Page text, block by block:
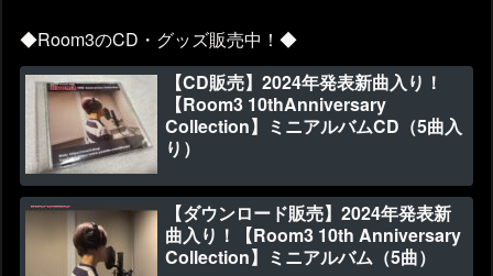
◆Room3のCD・グッズ販売中！◆
【CD販売】2024年発表新曲入り！
【Room3 10thAnniversary
Collection】ミニアルバムCD（5曲入
り）
【ダウンロード販売】2024年発表新
曲入り！【Room3 10th Anniversary
Collection】ミニアルバム（5曲）